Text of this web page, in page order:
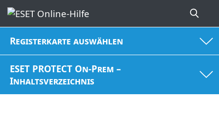
Registerkarte auswählen
ESET PROTECT On-Prem –
Inhaltsverzeichnis